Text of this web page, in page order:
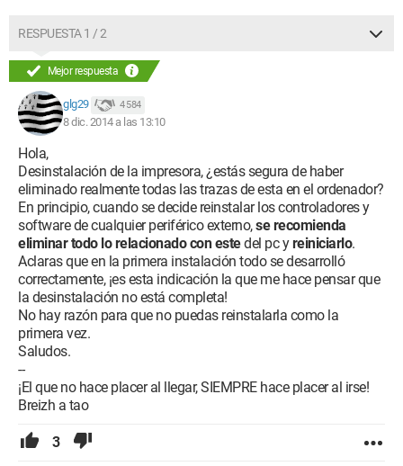
RESPUESTA 1 / 2
Mejor respuesta
glg29 4 584
8 dic. 2014 a las 13:10
Hola,
Desinstalación de la impresora, ¿estás segura de haber
eliminado realmente todas las trazas de esta en el ordenador?
En principio, cuando se decide reinstalar los controladores y
software de cualquier periférico externo,se recomienda
eliminar todo lo relacionado con estedel pc yreiniciarlo.
Aclaras que en la primera instalación todo se desarrolló
correctamente, ¡es esta indicación la que me hace pensar que
la desinstalación no está completa!
No hay razón para que no puedas reinstalarla como la
primera vez.
Saludos.
--
¡El que no hace placer al llegar, SIEMPRE hace placer al irse!
Breizh a tao
3